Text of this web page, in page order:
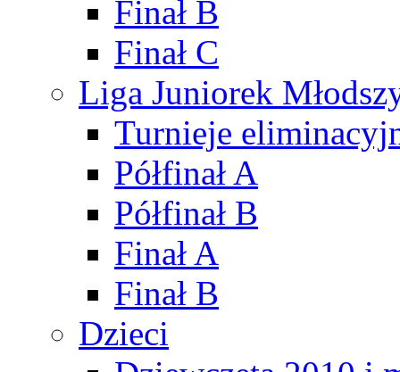
Finał B
Finał C
Liga Juniorek
Turnieje
Półfinał A
Półfinał B
Finał A
Finał B
Dzieci